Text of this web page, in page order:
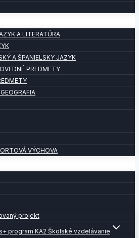
A LITERATÚRA
A ŠPANIELSKY JAZYK
PREDMETY
VÝCHOVA
projekt
program KA2 Školské vzdelávanie